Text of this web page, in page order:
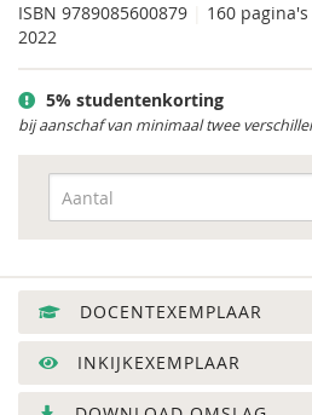
ISBN 9789085600879 160 pagina's
2022
5% studentenkorting
bij aanschaf van minimaal twee
DOCENTEXEMPLAAR
INKIJKEXEMPLAAR